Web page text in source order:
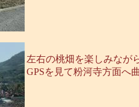
左右の桃畑を楽しみなが
GPSを見て粉河寺方面へ